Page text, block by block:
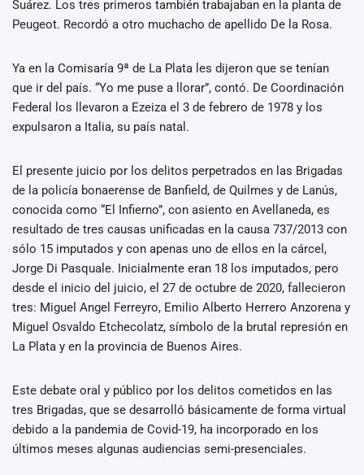
Suárez. Los tres primeros también trabajaban en la planta de
Peugeot. Recordó a otro muchacho de apellido De la Rosa.
Ya en la Comisaría 9ª de La Plata les dijeron que se tenían
que ir del país. “Yo me puse a llorar”, contó. De Coordinación
Federal los llevaron a Ezeiza el 3 de febrero de 1978 y los
expulsaron a Italia, su país natal.
El presente juicio por los delitos perpetrados en las Brigadas
de la policía bonaerense de Banfield, de Quilmes y de Lanús,
conocida como “El Infierno”, con asiento en Avellaneda, es
resultado de tres causas unificadas en la causa 737/2013 con
sólo 15 imputados y con apenas uno de ellos en la cárcel,
Jorge Di Pasquale. Inicialmente eran 18 los imputados, pero
desde el inicio del juicio, el 27 de octubre de 2020, fallecieron
tres: Miguel Angel Ferreyro, Emilio Alberto Herrero Anzorena y
Miguel Osvaldo Etchecolatz, símbolo de la brutal represión en
La Plata y en la provincia de Buenos Aires.
Este debate oral y público por los delitos cometidos en las
tres Brigadas, que se desarrolló básicamente de forma virtual
debido a la pandemia de Covid-19, ha incorporado en los
últimos meses algunas audiencias semi-presenciales.